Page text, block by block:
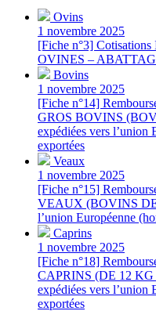
Ovins
1 novembre 2025
[Fiche n°3] Cotisations
OVINES –
Bovins
1 novembre 2025
[Fiche n°14]
GROS BOVINS
expédiées vers l’union
exportées
Veaux
1 novembre 2025
[Fiche n°15]
VEAUX (BOVINS DE
l’union Européenne
Caprins
1 novembre 2025
[Fiche n°18]
CAPRINS (DE 12
expédiées vers l’union
exportées